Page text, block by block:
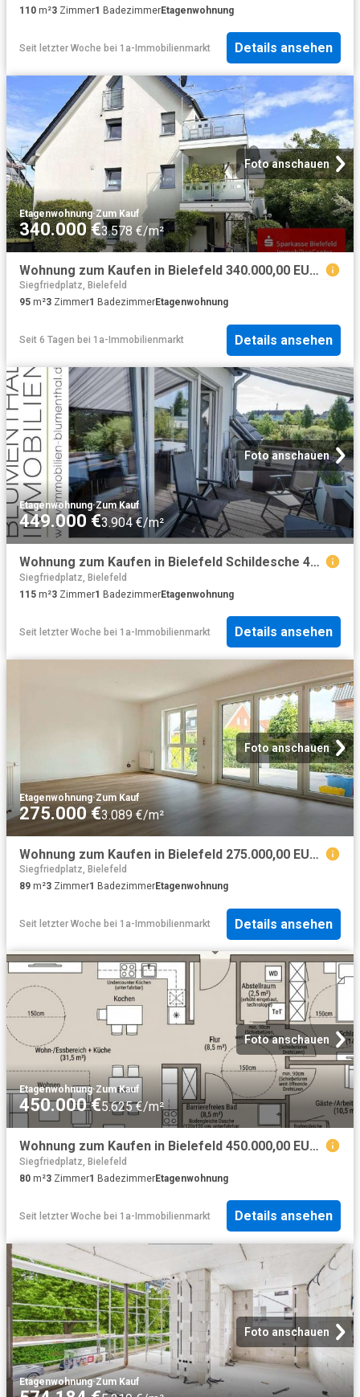
110 m²3 Zimmer1 BadezimmerEtagenwohnung
Seit letzter Woche bei 1a-Immobilienmarkt Details ansehen
Foto anschauen
Etagenwohnung·Zum Kauf
340.000 €3.578 €/m²
Wohnung zum Kaufen in Bielefeld 340.000,00 EUR 95 m²
Siegfriedplatz, Bielefeld
95 m²3 Zimmer1 BadezimmerEtagenwohnung
Seit 6 Tagen bei 1a-Immobilienmarkt Details ansehen
Foto anschauen
Etagenwohnung·Zum Kauf
449.000 €3.904 €/m²
Wohnung zum Kaufen in Bielefeld Schildesche 449.000,00 EUR 115 m²
Siegfriedplatz, Bielefeld
115 m²3 Zimmer1 BadezimmerEtagenwohnung
Seit letzter Woche bei 1a-Immobilienmarkt Details ansehen
Foto anschauen
Etagenwohnung·Zum Kauf
275.000 €3.089 €/m²
Wohnung zum Kaufen in Bielefeld 275.000,00 EUR 89.63 m²
Siegfriedplatz, Bielefeld
89 m²3 Zimmer1 BadezimmerEtagenwohnung
Seit letzter Woche bei 1a-Immobilienmarkt Details ansehen
Foto anschauen
Etagenwohnung·Zum Kauf
450.000 €5.625 €/m²
Wohnung zum Kaufen in Bielefeld 450.000,00 EUR 80 m²
Siegfriedplatz, Bielefeld
80 m²3 Zimmer1 BadezimmerEtagenwohnung
Seit letzter Woche bei 1a-Immobilienmarkt Details ansehen
Foto anschauen
Etagenwohnung·Zum Kauf